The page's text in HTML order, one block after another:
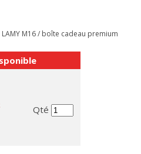
M16 / boîte cadeau premium
Qté